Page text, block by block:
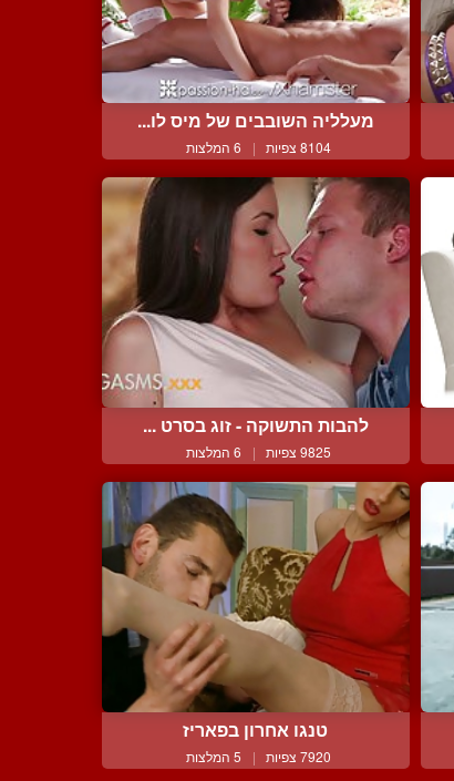
מעלליה השובבים של מיס לו...
8104 צפיות | 6 המלצות
להבות התשוקה - זוג בסרט ...
9825 צפיות | 6 המלצות
טנגו אחרון בפאריז
7920 צפיות | 5 המלצות